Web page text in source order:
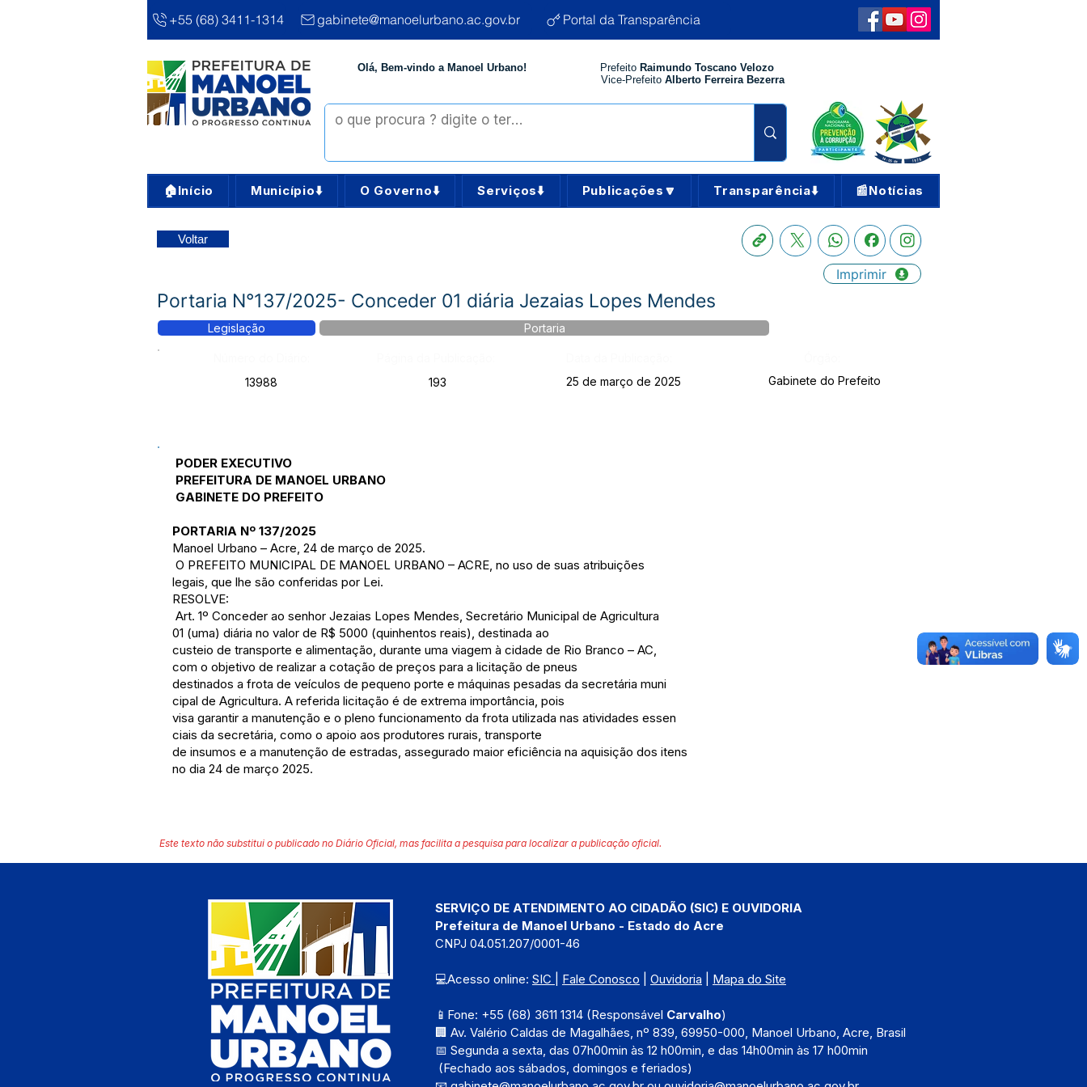
+55 (68) 3411-1314 gabinete@manoelurbano.ac.gov.br Portal da Transparência
Olá, Bem-vindo a Manoel Urbano! Prefeito Raimundo Toscano Velozo
Vice-Prefeito Alberto Ferreira Bezerra
🏠Início Município⬇️ O Governo⬇️ Serviços⬇️ Publicações🔽 Transparência⬇️ 📰Notícias
Voltar
Imprimir
Portaria N°137/2025- Conceder 01 diária Jezaias Lopes Mendes
Legislação Portaria
13988
193 25 de março de 2025 Gabinete do Prefeito
PODER EXECUTIVO
PREFEITURA DE MANOEL URBANO
GABINETE DO PREFEITO
PORTARIA Nº 137/2025
Manoel Urbano – Acre, 24 de março de 2025.
O PREFEITO MUNICIPAL DE MANOEL URBANO – ACRE, no uso de suas atribuições
legais, que lhe são conferidas por Lei.
RESOLVE:
Art. 1º Conceder ao senhor Jezaias Lopes Mendes, Secretário Municipal de Agricultura
01 (uma) diária no valor de R$ 5000 (quinhentos reais), destinada ao
custeio de transporte e alimentação, durante uma viagem à cidade de Rio Branco – AC,
com o objetivo de realizar a cotação de preços para a licitação de pneus
destinados a frota de veículos de pequeno porte e máquinas pesadas da secretária muni
cipal de Agricultura. A referida licitação é de extrema importância, pois
visa garantir a manutenção e o pleno funcionamento da frota utilizada nas atividades essen
ciais da secretária, como o apoio aos produtores rurais, transporte
de insumos e a manutenção de estradas, assegurado maior eficiência na aquisição dos itens
no dia 24 de março 2025.
Este texto não substitui o publicado no Diário Oficial, mas facilita a pesquisa para localizar a publicação oficial.
SERVIÇO DE ATENDIMENTO AO CIDADÃO (SIC) E OUVIDORIA
Prefeitura de Manoel Urbano - Estado do Acre
CNPJ 04.051.207/0001-46
💻Acesso online: SIC Fale Conosco Ouvidoria Mapa do Site
📱Fone: +55 (68) 3611 1314 (Responsável Carvalho)
🏢 Av. Valério Caldas de Magalhães, nº 839, 69950-000, Manoel Urbano, Acre, Brasil
📅 Segunda a sexta, das 07h00min às 12 h00min, e das 14h00min às 17 h00min
(Fechado aos sábados, domingos e feriados)